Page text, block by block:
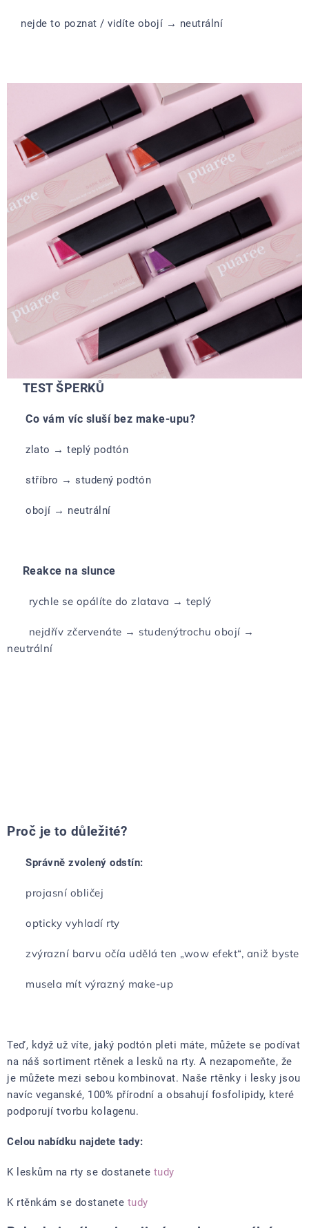
nejde to poznat / vidíte obojí → neutrální
TEST ŠPERKŮ
Co vám víc sluší bez make-upu?
zlato → teplý podtón
stříbro → studený podtón
obojí → neutrální
Reakce na slunce
rychle se opálíte do zlatava → teplý
nejdřív zčervenáte → studenýtrochu obojí →
neutrální
Proč je to důležité?
Správně zvolený odstín:
projasní obličej
opticky vyhladí rty
zvýrazní barvu očía udělá ten „wow efekt“, aniž byste
musela mít výrazný make-up
Teď, když už víte, jaký podtón pleti máte, můžete se podívat
na náš sortiment rtěnek a lesků na rty. A nezapomeňte, že
je můžete mezi sebou kombinovat. Naše rtěnky i lesky jsou
navíc veganské, 100% přírodní a obsahují fosfolipidy, které
podporují tvorbu kolagenu.
Celou nabídku najdete tady:
K leskům na rty se dostanete tudy
K rtěnkám se dostanete tudy